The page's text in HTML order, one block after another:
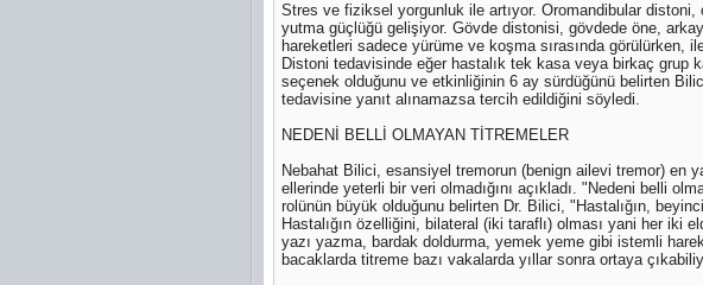
Stres ve fiziksel yorgunluk ile artıyor. Oromandibular
yutma güçlüğü gelişiyor. Gövde distonisi, gövdede öne,
hareketleri sadece yürüme ve koşma sırasında görülürken,
Distoni tedavisinde eğer hastalık tek kasa veya birkaç grup
seçenek olduğunu ve etkinliğinin 6 ay sürdüğünü belirten
tedavisine yanıt alınamazsa tercih edildiğini söyledi.
NEDENİ BELLİ OLMAYAN TİTREMELER
Nebahat Bilici, esansiyel tremorun (benign ailevi tremor) en
ellerinde yeterli bir veri olmadığını açıkladı. "Nedeni belli
rolünün büyük olduğunu belirten Dr. Bilici, "Hastalığın,
Hastalığın özelliğini, bilateral (iki taraflı) olması yani her iki
yazı yazma, bardak doldurma, yemek yeme gibi istemli
bacaklarda titreme bazı vakalarda yıllar sonra ortaya